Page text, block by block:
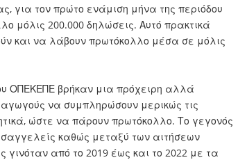
για τον πρώτο ενάμιση μήνα της περιόδου
μόλις 200.000 δηλώσεις. Αυτό πρακτικά
και να λάβουν πρωτόκολλο μέσα σε μόλις
ΟΠΕΚΕΠΕ βρήκαν μια πρόχειρη αλλά
να συμπληρώσουν μερικώς τις
ώστε να πάρουν πρωτόκολλο. Το γεγονός
καθώς μεταξύ των αιτήσεων
γινόταν από το 2019 έως και το 2022 με τα